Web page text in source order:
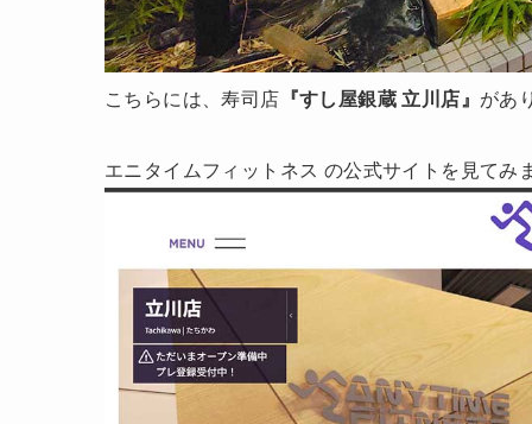
こちらには、寿司店 『すし屋銀蔵 立川店』 があ
エニタイムフィットネス の公式サイトを見て